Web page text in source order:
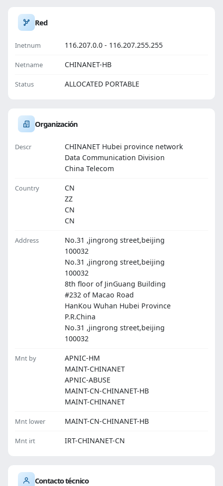
Red
Inetnum 116.207.0.0 - 116.207.255.255
Netname CHINANET-HB
Status ALLOCATED PORTABLE
Organización
Descr
CHINANET Hubei province network
Data Communication Division
China Telecom
Country
CN
ZZ
CN
CN
Address
No.31 ,jingrong street,beijing
100032
No.31 ,jingrong street,beijing
100032
8th floor of JinGuang Building
#232 of Macao Road
HanKou Wuhan Hubei Province
P.R.China
No.31 ,jingrong street,beijing
100032
Mnt by
APNIC-HM
MAINT-CHINANET
APNIC-ABUSE
MAINT-CN-CHINANET-HB
MAINT-CHINANET
Mnt lower MAINT-CN-CHINANET-HB
Mnt irt IRT-CHINANET-CN
Contacto técnico